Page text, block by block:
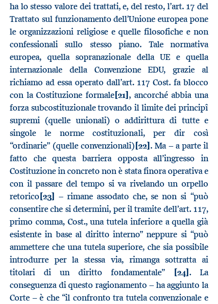
ha lo stesso valore dei trattati, e, del resto, l’art. 17 del
Trattato sul funzionamento dell’Unione europea pone
le organizzazioni religiose e quelle filosofiche e non
confessionali sullo stesso piano. Tale normativa
europea, quella sopranazionale della UE e quella
internazionale della Convenzione EDU, grazie al
richiamo ad essa operato dall’art. 117 Cost. fa blocco
con la Costituzione formale[21], ancorché abbia una
forza subcostituzionale trovando il limite dei principî
supremi (quelle unionali) o addirittura di tutte e
singole le norme costituzionali, per dir così
“ordinarie” (quelle convenzionali) [22]. Ma – a parte il
fatto che questa barriera opposta all’ingresso in
Costituzione in concreto non è stata finora operativa e
con il passare del tempo si va rivelando un orpello
retorico [23] – rimane assodato che, se non si “può
consentire che si determini, per il tramite dell’art. 117,
primo comma, Cost., una tutela inferiore a quella già
esistente in base al diritto interno” neppure si “può
ammettere che una tutela superiore, che sia possibile
introdurre per la stessa via, rimanga sottratta ai
titolari di un diritto fondamentale”
[24]. La
conseguenza di questo ragionamento – ha aggiunto la
Corte – è che “il confronto tra tutela convenzionale e